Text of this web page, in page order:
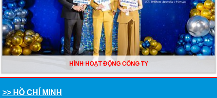
HÌNH HOẠT ĐỘNG CÔNG TY
>> HỒ CHÍ MINH